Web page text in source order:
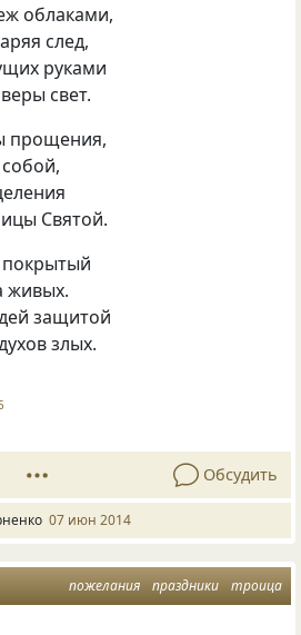
облаками,
след,
руками
свет.
прощения,
Святой.
живых.
защитой
злых.
Обсудить
07 июн 2014
пожелания праздники троица